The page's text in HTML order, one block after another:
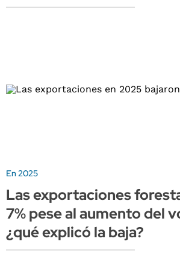
En 2025
Las exportaciones
7% pese al aumento del
¿qué explicó la baja?